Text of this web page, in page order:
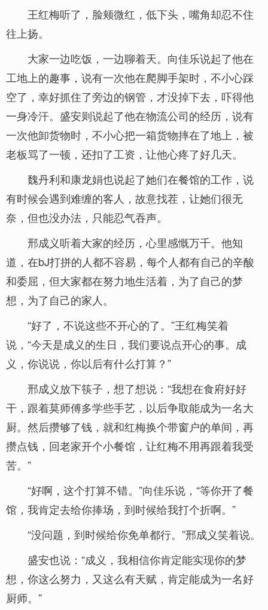
王红梅听了，脸颊微红，低下头，嘴角却忍不住
往上扬。
大家一边吃饭，一边聊着天。向佳乐说起了他在
工地上的趣事，说有一次他在爬脚手架时，不小心踩
空了，幸好抓住了旁边的钢管，才没掉下去，吓得他
一身冷汗。盛安则说起了他在物流公司的经历，说有
一次他卸货物时，不小心把一箱货物摔在了地上，被
老板骂了一顿，还扣了工资，让他心疼了好几天。
魏丹利和康龙娟也说起了她们在餐馆的工作，说
有时候会遇到难缠的客人，故意找茬，让她们很无
奈，但也没办法，只能忍气吞声。
邢成义听着大家的经历，心里感慨万千。他知
道，在bJ打拼的人都不容易，每个人都有自己的辛酸
和委屈，但大家都在努力地生活着，为了自己的梦
想，为了自己的家人。
“好了，不说这些不开心的了。”王红梅笑着
说，“今天是成义的生日，我们要说点开心的事。成
义，你说说，你以后有什么打算？”
邢成义放下筷子，想了想说：“我想在食府好好
干，跟着莫师傅多学些手艺，以后争取能成为一名大
厨。然后攒够了钱，就和红梅换个带窗户的单间，再
攒点钱，回老家开个小餐馆，让红梅不用再跟着我受
苦。”
“好啊，这个打算不错。”向佳乐说，“等你开了餐
馆，我肯定去给你捧场，到时候给我打个折啊。”
“没问题，到时候给你免单都行。”邢成义笑着说。
盛安也说：“成义，我相信你肯定能实现你的梦
想，你这么努力，又这么有天赋，肯定能成为一名好
厨师。”